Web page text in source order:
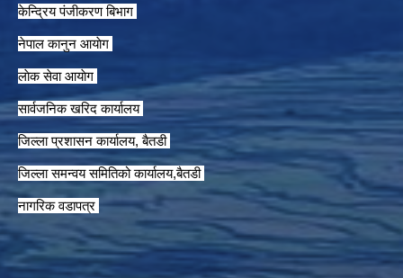
केन्द्रिय पंजीकरण बिभाग
नेपाल कानुन आयाेग
लाेक सेवा आयाेग
सार्वजनिक खरिद कार्यालय
जिल्ला प्रशासन कार्यालय, बैतडी
जिल्ला समन्वय समितिको कार्यालय,बैतडी
नागरिक वडापत्र